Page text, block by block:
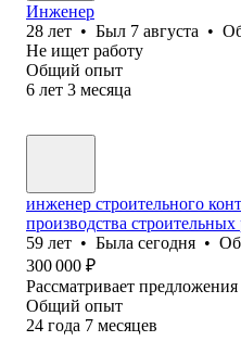
Инженер
28 лет • Был 7 августа •
Не ищет работу
Общий опыт
6 лет 3 месяца
инженер строительного
производства строительных
59 лет • Была сегодня •
300 000 ₽
Рассматривает предложения
Общий опыт
24 года 7 месяцев